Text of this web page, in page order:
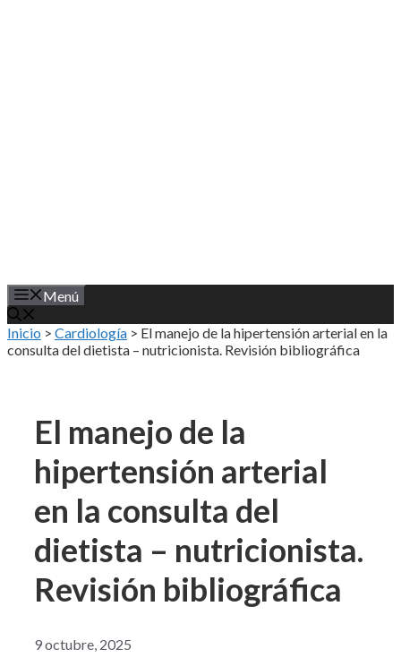
Menú
Inicio > Cardiología > El manejo de la hipertensión arterial en la
consulta del dietista – nutricionista. Revisión bibliográfica
El manejo de la
hipertensión arterial
en la consulta del
dietista – nutricionista.
Revisión bibliográfica
9 octubre, 2025